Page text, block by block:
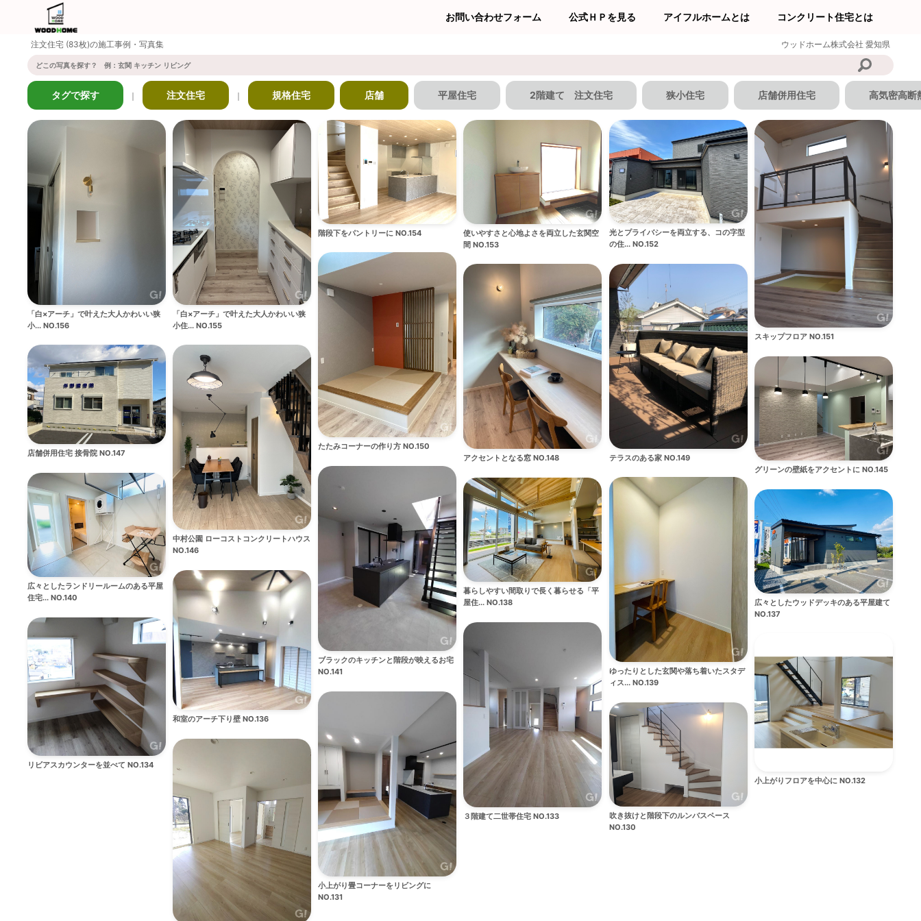
お問い合わせフォーム 公式ＨＰを見る アイフルホームとは コンクリート住宅とは
注文住宅 (83枚)の施工事例・写真集 ウッドホーム株式会社 愛知県
タグで探す ｜ 注文住宅 ｜ 規格住宅 店舗 平屋住宅 2階建て 注文住宅 狭小住宅 店舗併用住宅 高気密高断
「白×アーチ」で叶えた大人かわいい狭
小... NO.156
「白×アーチ」で叶えた大人かわいい狭
小住... NO.155
階段下をパントリーに NO.154
使いやすさと心地よさを両立した玄関空
間 NO.153
光とプライバシーを両立する、コの字型
の住... NO.152
スキップフロア NO.151
たたみコーナーの作り方 NO.150
テラスのある家 NO.149
アクセントとなる窓 NO.148
店舗併用住宅 接骨院 NO.147
中村公園 ローコストコンクリートハウス
NO.146
グリーンの壁紙をアクセントに NO.145
ブラックのキッチンと階段が映えるお宅
NO.141
広々としたランドリールームのある平屋
住宅... NO.140
ゆったりとした玄関や落ち着いたスタデ
ィス... NO.139
暮らしやすい間取りで長く暮らせる「平
屋住... NO.138
広々としたウッドデッキのある平屋建て
NO.137
和室のアーチ下り壁 NO.136
リビアスカウンターを並べて NO.134
３階建て二世帯住宅 NO.133
小上がりフロアを中心に NO.132
小上がり畳コーナーをリビングに
NO.131
吹き抜けと階段下のルンバスペース
NO.130